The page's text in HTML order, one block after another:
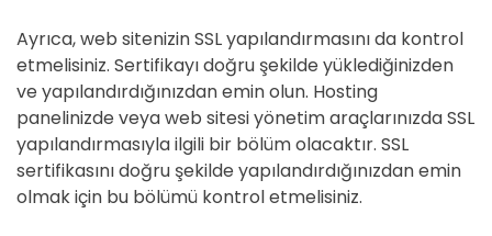
Ayrıca, web sitenizin SSL yapılandırmasını da kontrol
etmelisiniz. Sertifikayı doğru şekilde yüklediğinizden
ve yapılandırdığınızdan emin olun. Hosting
panelinizde veya web sitesi yönetim araçlarınızda SSL
yapılandırmasıyla ilgili bir bölüm olacaktır. SSL
sertifikasını doğru şekilde yapılandırdığınızdan emin
olmak için bu bölümü kontrol etmelisiniz.